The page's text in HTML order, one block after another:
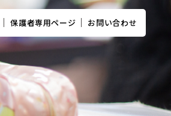
保護者専用ページ お問い合わせ